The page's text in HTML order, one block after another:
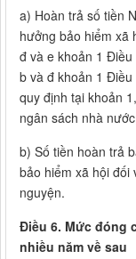
a) Hoàn trả số tiền
hưởng bảo hiểm xã
đ và e khoản 1
b và đ khoản 1
quy định tại khoản
ngân sách nhà
b) Số tiền hoàn trả
bảo hiểm xã hội đối
nguyện.
Điều 6. Mức đóng
nhiều năm về sau